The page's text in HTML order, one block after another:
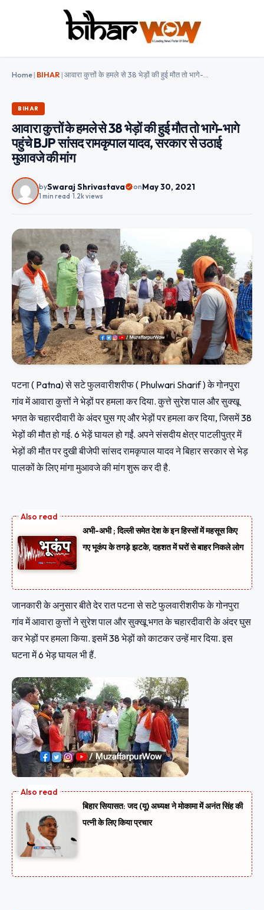
Home| BIHAR|
BIHAR
आवारा कुत्तों के हमले से 38 भेड़ों की हुई मौत तो भागे-भागे
पहुंचे BJP सांसद रामकृपाल यादव, सरकार से उठाई
मुआवजे की मांग
bySwaraj Shrivastava onMay 30, 2021
1 min read 1.2k views
पटना ( Patna) से सटे फुलवारीशरीफ ( Phulwari Sharif ) के गोनपुरा
गांव में आवारा कुत्तों ने भेड़ों पर हमला कर दिया. कुत्ते सुरेश पाल और सुक्खू
भगत के चहारदीवारी के अंदर घुस गए और भेड़ों पर हमला कर दिया, जिसमें 38
भेड़ों की मौत हो गई. 6 भेड़ें घायल हो गईं. अपने संसदीय क्षेत्र पाटलीपुत्र में
भेड़ों की मौत पर दुखी बीजेपी सांसद रामकृपाल यादव ने बिहार सरकार से भेड़
पालकों के लिए मांगा मुआवजे की मांग शुरू कर दी है.
अभी-अभी ; दिल्ली समेत देश के इन हिस्सों में महसूस किए
गए भूकंप के तगड़े झटके, दहशत में घरों से बाहर निकले लोग
जानकारी के अनुसार बीते देर रात पटना से सटे फुलवारीशरीफ के गोनपुरा
गांव में आवारा कुत्तों ने सुरेश पाल और सुक्खू भगत के चहारदीवारी के अंदर घुस
कर भेड़ों पर हमला किया. इसमें 38 भेड़ों को काटकर उन्हें मार दिया. इस
घटना में 6 भेड़ घायल भी हैं.
बिहार सियासत: जद (यू) अध्यक्ष ने मोकामा में अनंत सिंह की
पत्नी के लिए किया प्रचार